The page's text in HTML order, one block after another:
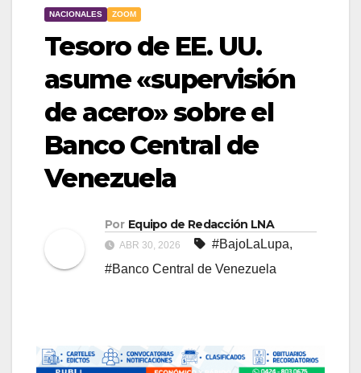
NACIONALES ZOOM
Tesoro de EE. UU.
asume «supervisión
de acero» sobre el
Banco Central de
Venezuela
Por Equipo de Redacción LNA
ABR 30, 2026 #BajoLaLupa,
#Banco Central de Venezuela